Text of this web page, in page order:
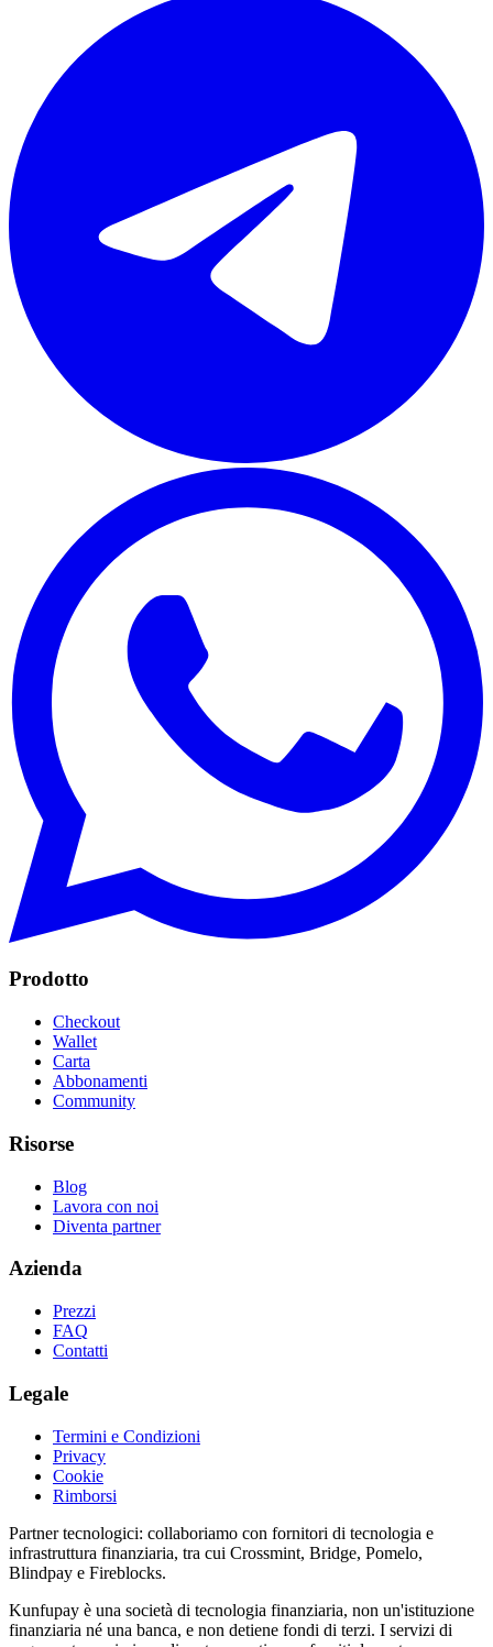
Prodotto
Checkout
Wallet
Carta
Abbonamenti
Community
Risorse
Blog
Lavora con noi
Diventa partner
Azienda
Prezzi
FAQ
Contatti
Legale
Termini e Condizioni
Privacy
Cookie
Rimborsi
Partner tecnologici: collaboriamo con fornitori di tecnologia e
infrastruttura finanziaria, tra cui Crossmint, Bridge, Pomelo,
Blindpay e Fireblocks.
Kunfupay è una società di tecnologia finanziaria, non un'istituzione
finanziaria né una banca, e non detiene fondi di terzi. I servizi di